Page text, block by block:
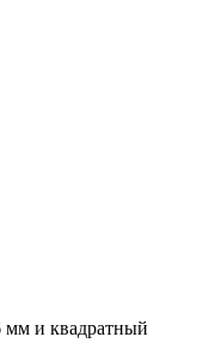
мм и квадратный